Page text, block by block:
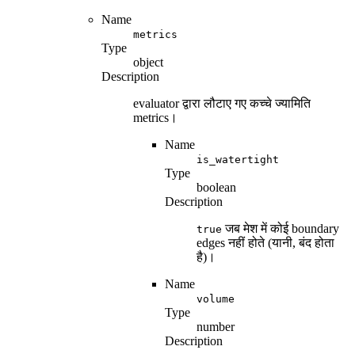
Name
metrics
Type
object
Description
evaluator द्वारा लौटाए गए कच्चे ज्यामिति
metrics।
Name
is_watertight
Type
boolean
Description
true जब मेश में कोई boundary
edges नहीं होते (यानी, बंद होता
है)।
Name
volume
Type
number
Description